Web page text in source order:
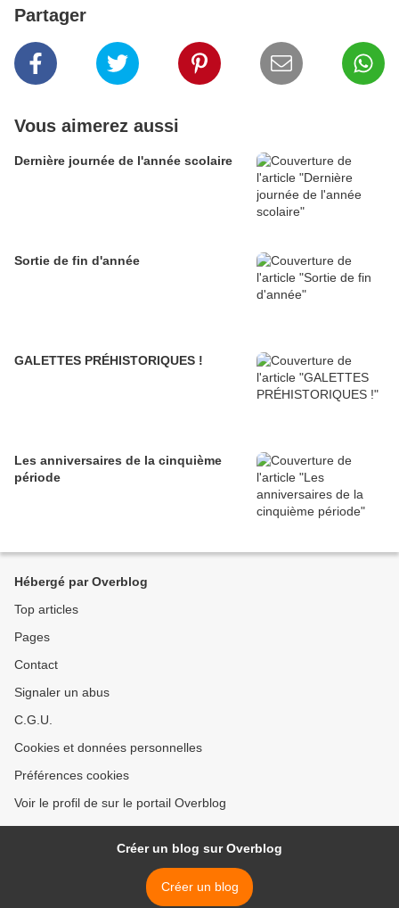
Partager
Vous aimerez aussi
Dernière journée de l'année scolaire
Sortie de fin d'année
GALETTES PRÉHISTORIQUES !
Les anniversaires de la cinquième
période
Hébergé par Overblog
Top articles
Pages
Contact
Signaler un abus
C.G.U.
Cookies et données personnelles
Préférences cookies
Voir le profil de sur le portail Overblog
Créer un blog sur Overblog
Créer un blog